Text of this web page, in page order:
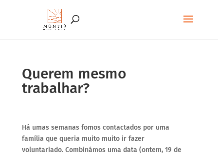
Querem mesmo
trabalhar?
Há umas semanas fomos contactados por uma
família que queria muito muito ir fazer
voluntariado. Combinámos uma data (ontem, 19 de